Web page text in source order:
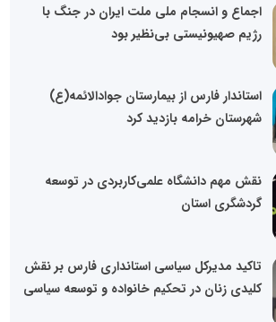
اجماع و انسجام ملی ملت ایران در جنگ با
رژیم صهیونیستی بی‌نظیر بود
استاندار فارس از بیمارستان جوادالائمه(ع)
شهرستان خرامه بازدید کرد
نقش مهم دانشگاه علمی‌کاربردی در توسعه
گردشگری استان
تاکید مدیرکل سیاسی استانداری فارس بر نقش
کلیدی زنان در تحکیم خانواده و توسعه سیاسی